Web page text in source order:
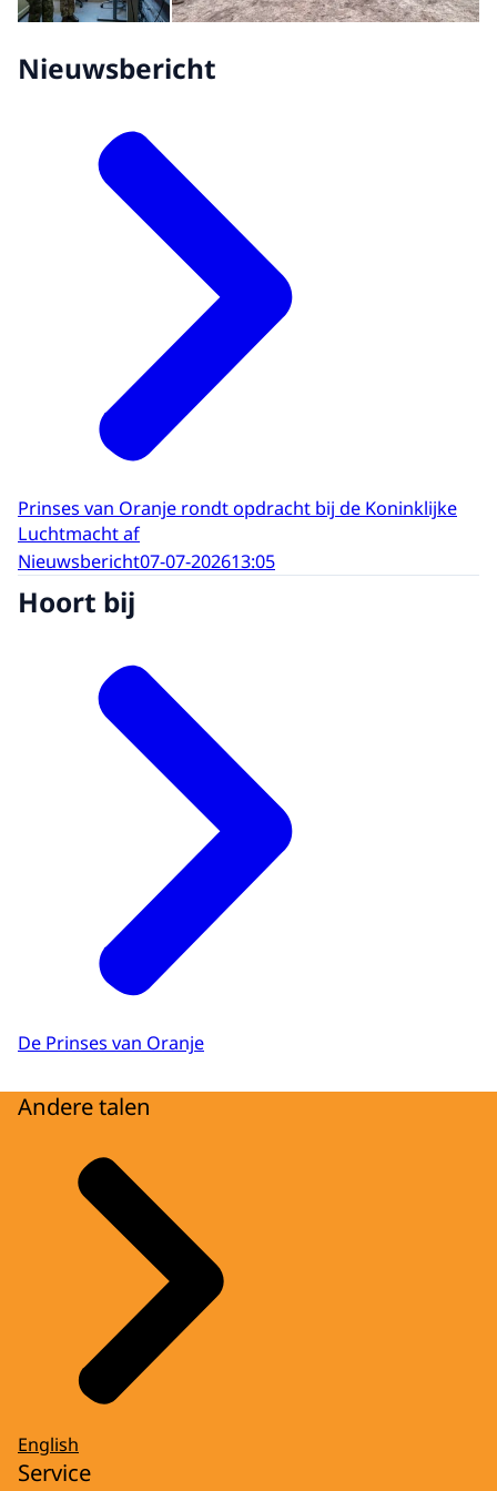
Nieuwsbericht
Prinses van Oranje rondt opdracht bij de Koninklijke
Luchtmacht af
Nieuwsbericht07-07-202613:05
Hoort bij
De Prinses van Oranje
Andere talen
English
Service